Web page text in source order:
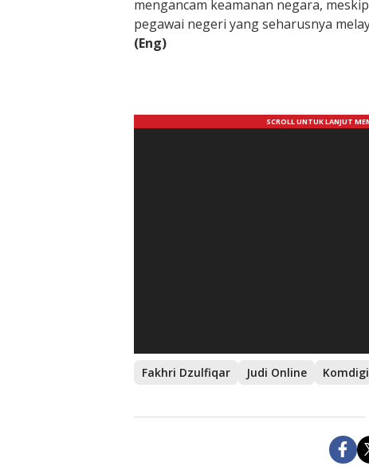
mengancam keamanan negara,
pegawai negeri yang seharusnya
(Eng)
Fakhri Dzulfiqar Judi Online Komdigi